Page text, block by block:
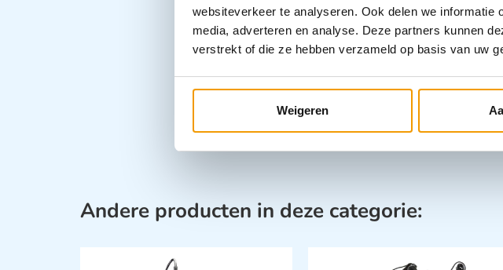
websiteverkeer te analyseren. Ook delen we
media, adverteren en analyse. Deze partners kunnen
verstrekt of die ze hebben verzameld op basis van uw
Weigeren
Andere producten in deze categorie: